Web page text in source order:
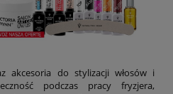
akcesoria do stylizacji włosów i
podczas pracy fryzjera,